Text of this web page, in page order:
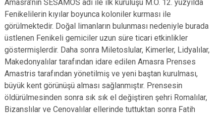
Ulus
Amasra’nın SESAMOS adı ile ilk kuruluşu M.Ö. 12. yüzyılda
Fenikelilerin kıyılar boyunca koloniler kurması ile
görülmektedir. Doğal limanların bulunması nedeniyle burada
üstlenen Fenikeli gemiciler uzun süre ticari etkinlikler
göstermişlerdir. Daha sonra Miletoslular, Kimerler, Lidyalılar,
Makedonyalılar tarafından idare edilen Amasra Prenses
Amastris tarafından yönetilmiş ve yeni baştan kurulması,
büyük kent görünüşü alması sağlanmıştır. Prensesin
öldürülmesinden sonra sık sık el değiştiren şehri Romalılar,
Bizanslılar ve Cenovalılar ellerinde tuttuktan sonra Fatih